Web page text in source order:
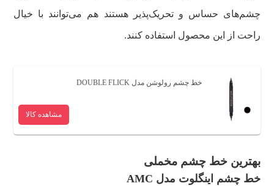
چشم‌های حساس و تحریک‌پذیر هستند هم می‌توانند با خیال
راحت از این محصول استفاده کنند.
خط چشم رولوشن مدل DOUBLE FLICK
مشاهده کالا
بهترین خط چشم مخملی
خط چشم اینگلوت مدل AMC